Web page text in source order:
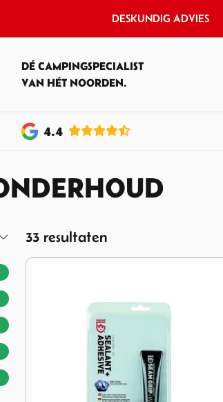
DESKUNDIG ADVIES
DÉ CAMPINGSPECIALIST
VAN HÉT NOORDEN.
4.4
33 resultaten